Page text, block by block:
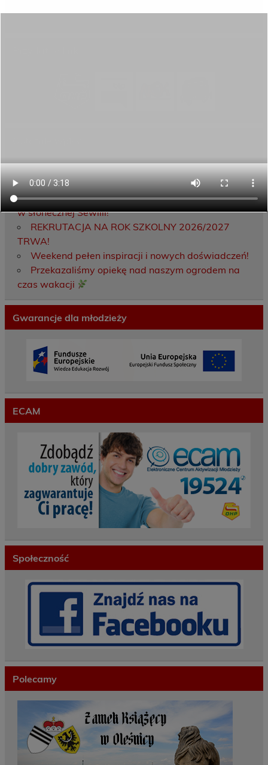
ECAM
Porozumienie o współpracy z 16 Dolnośląską
Brygadą Obrony Terytorialnej
Zakończyliśmy dwutygodniowy staż zawodowy
w słonecznej Sewilli!
REKRUTACJA NA ROK SZKOLNY 2026/2027
TRWA!
Weekend pełen inspiracji i nowych doświadczeń!
Przekazaliśmy opiekę nad naszym ogrodem na
czas wakacji
Gwarancje dla młodzieży
ECAM
Społeczność
Polecamy